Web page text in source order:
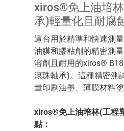
xiros®免上油培
承)輕量化且耐腐
這台用於精準和快速測
油膜和膠粘劑的精密測
溶劑且耐用的xiros®
滾珠軸承)。這種精密測
量印刷油墨、薄膜材料塗
xiros®免上油培林(工程
點：